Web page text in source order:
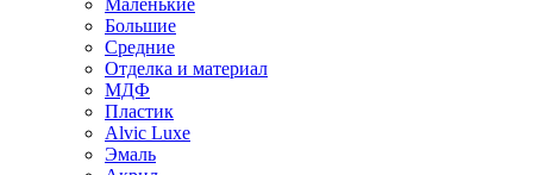
Маленькие
Большие
Средние
Отделка и материал
МДФ
Пластик
Alvic Luxe
Эмаль